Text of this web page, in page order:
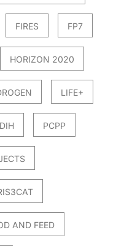
FIRES FP7
HORIZON 2020
LIFE+
PCPP
AND FEED